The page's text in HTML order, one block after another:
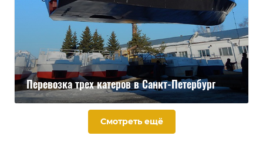
Перевозка трех катеров в Санкт-Петербург
Смотреть ещё